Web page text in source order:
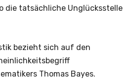
die tatsächliche Unglücksstelle
bezieht sich auf den
Thomas Bayes.